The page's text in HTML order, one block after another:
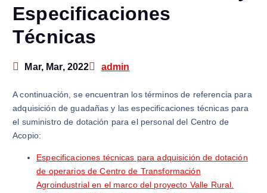
Especificaciones
Técnicas
Mar, Mar, 2022 admin
A continuación, se encuentran los términos de referencia para
adquisición de guadañas y las especificaciones técnicas para
el suministro de dotación para el personal del Centro de
Acopio:
Especificaciones técnicas para adquisición de dotación
de operarios de Centro de Transformación
Agroindustrial en el marco del proyecto Valle Rural.